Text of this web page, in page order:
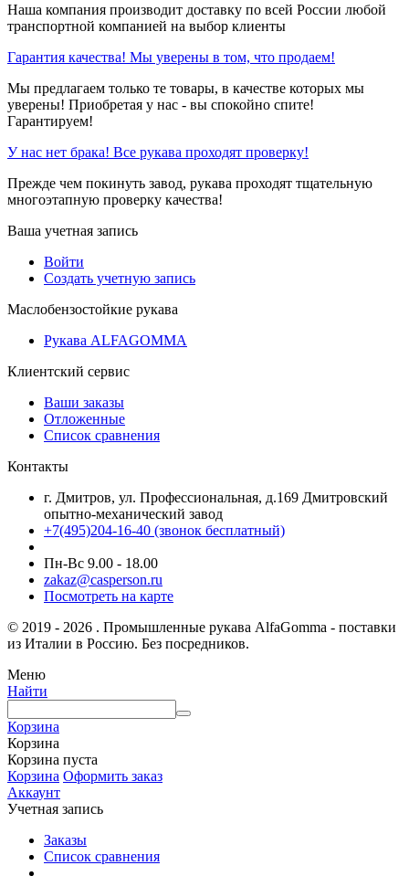
Наша компания производит доставку по всей России любой
транспортной компанией на выбор клиенты
Гарантия качества! Мы уверены в том, что продаем!
Мы предлагаем только те товары, в качестве которых мы
уверены! Приобретая у нас - вы спокойно спите!
Гарантируем!
У нас нет брака! Все рукава проходят проверку!
Прежде чем покинуть завод, рукава проходят тщательную
многоэтапную проверку качества!
Ваша учетная запись
Войти
Создать учетную запись
Маслобензостойкие рукава
Рукава ALFAGOMMA
Клиентский сервис
Ваши заказы
Отложенные
Список сравнения
Контакты
г. Дмитров, ул. Профессиональная, д.169 Дмитровский
опытно-механический завод
+7(495)204-16-40 (звонок бесплатный)
Пн-Вс 9.00 - 18.00
zakaz@casperson.ru
Посмотреть на карте
© 2019 - 2026 . Промышленные рукава AlfaGomma - поставки
из Италии в Россию. Без посредников.
Меню
Найти
Корзина
Корзина
Корзина пуста
Корзина Оформить заказ
Аккаунт
Учетная запись
Заказы
Список сравнения